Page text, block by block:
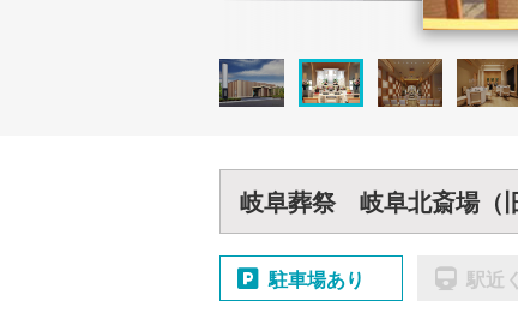
岐阜葬祭 岐阜北斎場（
駐車場あり 駅近く